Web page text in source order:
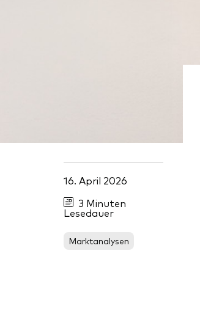
16. April 2026
3 Minuten
Lesedauer
Marktanalysen